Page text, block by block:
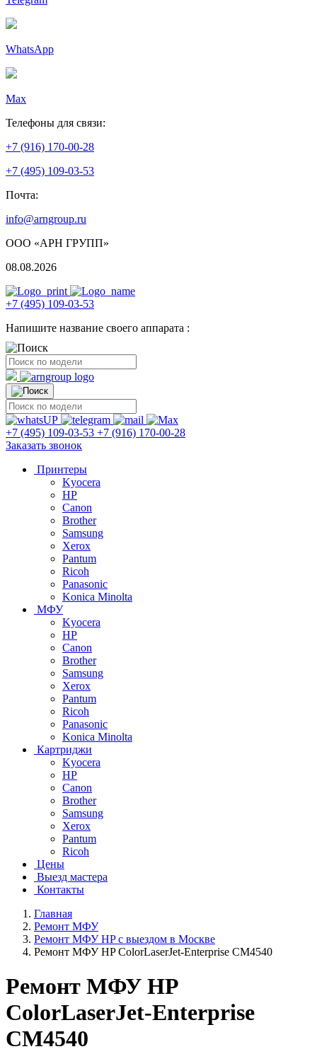
WhatsApp
Max
Телефоны для связи:
+7 (916) 170-00-28
+7 (495) 109-03-53
Почта:
info@arngroup.ru
ООО «АРН ГРУПП»
08.08.2026
+7 (495) 109-03-53
Напишите название своего аппарата :
+7 (495) 109-03-53 +7 (916) 170-00-28
Заказать звонок
Принтеры
Kyocera
HP
Canon
Brother
Samsung
Xerox
Pantum
Ricoh
Panasonic
Konica Minolta
МФУ
Kyocera
HP
Canon
Brother
Samsung
Xerox
Pantum
Ricoh
Panasonic
Konica Minolta
Картриджи
Kyocera
HP
Canon
Brother
Samsung
Xerox
Pantum
Ricoh
Цены
Выезд мастера
Контакты
Главная
Ремонт МФУ
Ремонт МФУ HP с выездом в Москве
Ремонт МФУ HP ColorLaserJet-Enterprise CM4540
Ремонт МФУ HP
ColorLaserJet-Enterprise
CM4540